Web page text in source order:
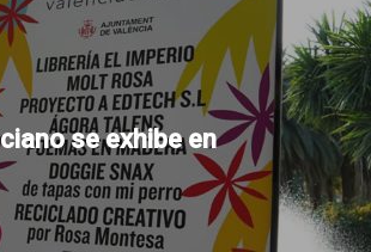
se exhibe en